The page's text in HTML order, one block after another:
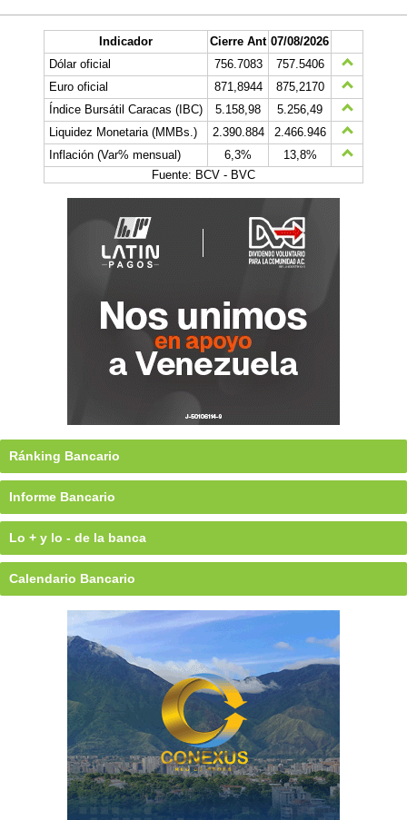
Indicador Cierre Ant 07/08/2026
Dólar oficial
756.7083
757.5406
Euro oficial
871,8944
875,2170
Índice Bursátil Caracas (IBC)
5.158,98
5.256,49
Liquidez Monetaria (MMBs.)
2.390.884
2.466.946
Inflación (Var% mensual)
6,3%
13,8%
Fuente: BCV - BVC
Ránking Bancario
Informe Bancario
Lo + y lo - de la banca
Calendario Bancario